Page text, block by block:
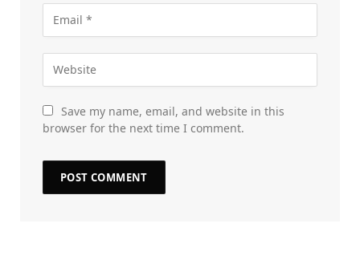
Save my name, email, and website in this
browser for the next time I comment.